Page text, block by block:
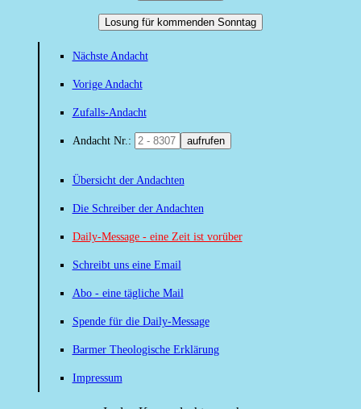
Losung für kommenden Sonntag
Nächste Andacht
Vorige Andacht
Zufalls-Andacht
Andacht Nr.: aufrufen
Übersicht der Andachten
Die Schreiber der Andachten
Daily-Message - eine Zeit ist vorüber
Schreibt uns eine Email
Abo - eine tägliche Mail
Spende für die Daily-Message
Barmer Theologische Erklärung
Impressum